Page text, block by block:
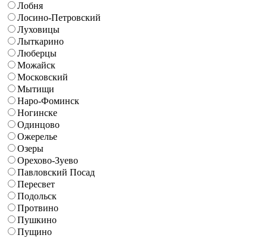
Лобня
Лосино-Петровский
Луховицы
Лыткарино
Люберцы
Можайск
Московский
Мытищи
Наро-Фоминск
Ногинске
Одинцово
Ожерелье
Озеры
Орехово-Зуево
Павловский Посад
Пересвет
Подольск
Протвино
Пушкино
Пущино